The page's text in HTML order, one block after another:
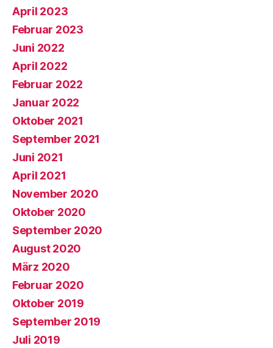
April 2023
Februar 2023
Juni 2022
April 2022
Februar 2022
Januar 2022
Oktober 2021
September 2021
Juni 2021
April 2021
November 2020
Oktober 2020
September 2020
August 2020
März 2020
Februar 2020
Oktober 2019
September 2019
Juli 2019